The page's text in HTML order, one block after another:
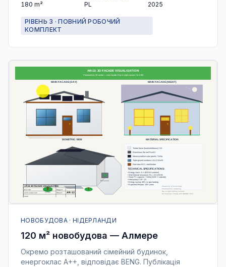
180 m²
PL
2025
РІВЕНЬ 3 · ПОВНИЙ РОБОЧИЙ
КОМПЛЕКТ
НОВОБУДОВА · НІДЕРЛАНДИ
120 м² новобудова — Алмере
Окремо розташований сімейний будинок,
енергоклас A++, відповідає BENG. Публікація